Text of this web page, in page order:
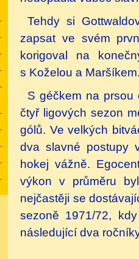
Tehdy si
zapsat ve svém
korigoval na
s Koželou a
S géčkem na
čtyř ligových sezon
gólů. Ve velkých
dva slavné postupy
hokej vážně.
výkon v průměru
nejčastěji se
sezoně 1971/72,
následující dva